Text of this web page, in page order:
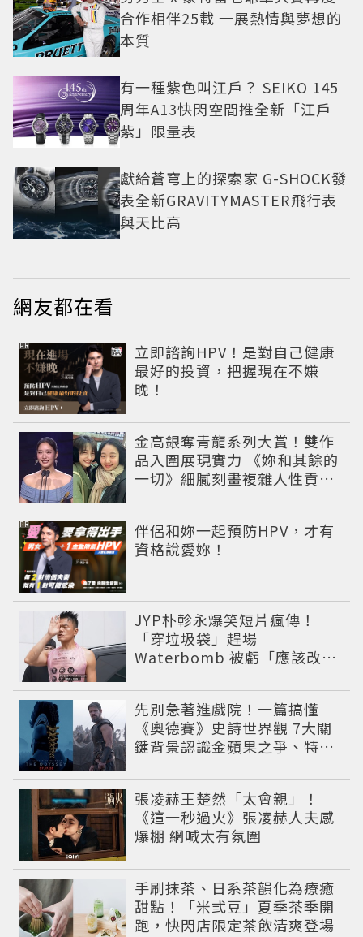
合作相伴25載 一展熱情與夢想的
本質
有一種紫色叫江戶？ SEIKO 145
周年A13快閃空間推全新「江戶
紫」限量表
獻給蒼穹上的探索家 G-SHOCK發
表全新GRAVITYMASTER飛行表
與天比高
網友都在看
立即諮詢HPV！是對自己健康
最好的投資，把握現在不嫌
晚！
PR
金高銀奪青龍系列大賞！雙作
品入圍展現實力 《妳和其餘的
一切》細膩刻畫複雜人性貢獻
伴侶和妳一起預防HPV，才有
資格說愛妳！
PR
JYP朴軫永爆笑短片瘋傳！
「穿垃圾袋」趕場
Waterbomb 被虧「應該改名
先別急著進戲院！一篇搞懂
《奧德賽》史詩世界觀 7大關
鍵背景認識金蘋果之爭、特洛
張凌赫王楚然「太會親」！
《這一秒過火》張凌赫人夫感
爆棚 網喊太有氛圍
手刷抹茶、日系茶韻化為療癒
甜點！「米弎豆」夏季茶季開
跑，快閃店限定茶飲清爽登場